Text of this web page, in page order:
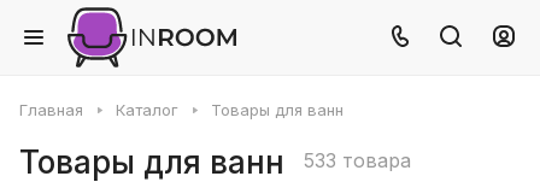
Главная Каталог Товары для ванн
Товары для ванн 533 товара